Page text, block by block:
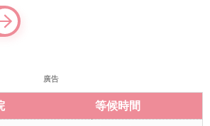
廣告
等候時間